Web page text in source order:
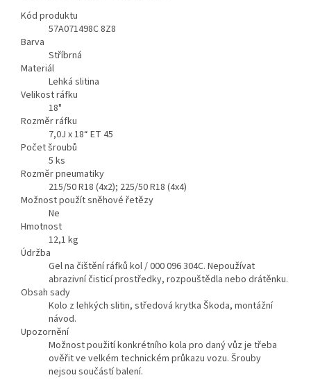
Kód produktu
57A071498C 8Z8
Barva
Stříbrná
Materiál
Lehká slitina
Velikost ráfku
18"
Rozměr ráfku
7,0J x 18“ ET 45
Počet šroubů
5 ks
Rozměr pneumatiky
215/50 R18 (4x2); 225/50 R18 (4x4)
Možnost použít sněhové řetězy
Ne
Hmotnost
12,1 kg
Údržba
Gel na čištění ráfků kol / 000 096 304C. Nepoužívat
abrazivní čisticí prostředky, rozpouštědla nebo drátěnku.
Obsah sady
Kolo z lehkých slitin, středová krytka Škoda, montážní
návod.
Upozornění
Možnost použití konkrétního kola pro daný vůz je třeba
ověřit ve velkém technickém průkazu vozu. Šrouby
nejsou součástí balení.